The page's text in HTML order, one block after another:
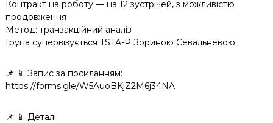
Контракт на роботу — на 12 зустрічей, з можливістю
продовження
Метод: транзакційний аналіз
Група супервізується TSTA-P Зориною Севальневою
📌 📱 Запис за посиланням:
https://forms.gle/W5AuoBKjZ2M6j34NA
📌 📱 Деталі: